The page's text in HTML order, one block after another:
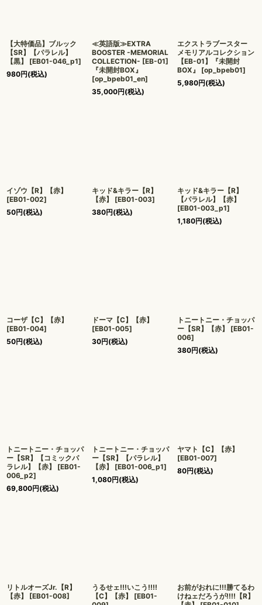
【大特価品】ブルック
【SR】【パラレル】
【黒】
[EB01-046_p1]
980円(税込)
≪英語版≫EXTRA
BOOSTER -MEMORIAL
COLLECTION- [EB-01]
『未開封BOX』
[op_bpeb01_en]
35,000円(税込)
エクストラブースター
メモリアルコレクション
【EB-01】『未開封
BOX』
[op_bpeb01]
5,980円(税込)
イゾウ【R】【赤】
[EB01-002]
50円(税込)
キッド&キラー【R】
【赤】
[EB01-003]
380円(税込)
キッド&キラー【R】
【パラレル】【赤】
[EB01-003_p1]
1,180円(税込)
コーザ【C】【赤】
[EB01-004]
50円(税込)
ドーマ【C】【赤】
[EB01-005]
30円(税込)
トニートニー・チョッパ
ー【SR】【赤】
[EB01-
006]
380円(税込)
トニートニー・チョッパ
ー【SR】【コミックパ
ラレル】【赤】
[EB01-
006_p2]
69,800円(税込)
トニートニー・チョッパ
ー【SR】【パラレル】
【赤】
[EB01-006_p1]
1,080円(税込)
ヤマト【C】【赤】
[EB01-007]
80円(税込)
リトルオーズJr.【R】
【赤】
[EB01-008]
うるせェ!!!いこう!!!!
【C】【赤】
[EB01-
お前がおれに!!!勝てるわ
けねェだろうが!!!!【R】